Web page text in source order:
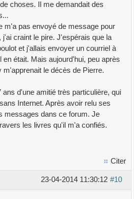
choses. Il me demandait des
m'a pas envoyé de message pour
j'ai craint le pire. J'espérais que la
et j'allais envoyer un courriel à
en était. Mais aujourd'hui, peu après
m'apprenait le décès de Pierre.
d'une amitié très particulière, qui
Internet. Après avoir relu ses
messages dans ce forum. Je
les livres qu'il m'a confiés.
Citer
#10
23-04-2014 11:30:12